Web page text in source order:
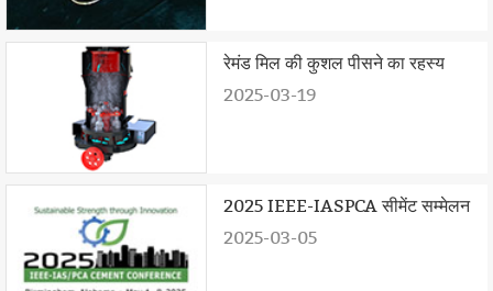
रेमंड मिल की कुशल पीसने का रहस्य
2025-03-19
2025 IEEE-IASPCA सीमेंट सम्मेलन
2025-03-05